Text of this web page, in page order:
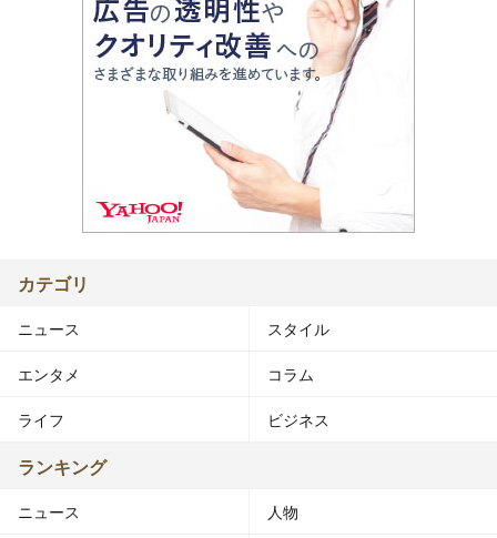
カテゴリ
ニュース スタイル
エンタメ コラム
ライフ ビジネス
ランキング
ニュース 人物